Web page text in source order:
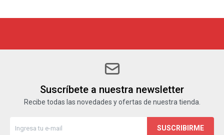
Suscríbete a nuestra newsletter
Recibe todas las novedades y ofertas de nuestra tienda.
SUSCRIBIRME